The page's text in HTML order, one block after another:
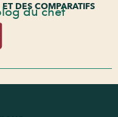
DES COMPARATIFS
du chef